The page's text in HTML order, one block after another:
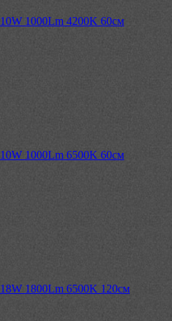
1000Lm 4200K 60см
1000Lm 6500K 60см
1800Lm 6500K 120см